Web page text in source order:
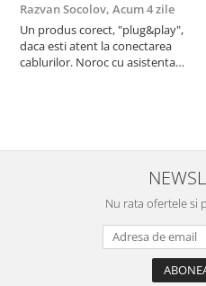
Razvan Socolov, Acum 4 zile
Un produs corect, "plug&play",
daca esti atent la conectarea
cablurilor. Noroc cu asistenta
Nu rata ofertele si